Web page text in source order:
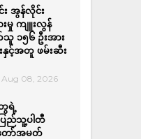
အွန်လိုင်း
မှု ကျူးလွန်
၁၅၆ ဦးအား
းနှင့်အတူ ဖမ်းဆီး
Aug 08, 2026
ေရဲ့
ြည်သူ့ပါတီ
ာ်အမတ်